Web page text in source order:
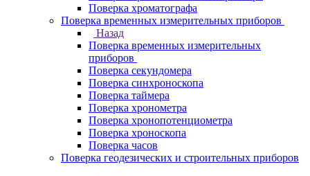
Поверка хроматографа
Поверка временных измерительных приборов
Назад
Поверка временных измерительных
приборов
Поверка секундомера
Поверка синхроноскопа
Поверка таймера
Поверка хронометра
Поверка хронопотенциометра
Поверка хроноскопа
Поверка часов
Поверка геодезических и строительных приборов